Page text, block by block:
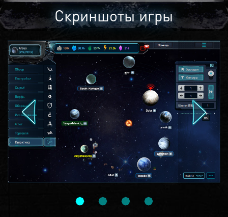
Скриншоты игры